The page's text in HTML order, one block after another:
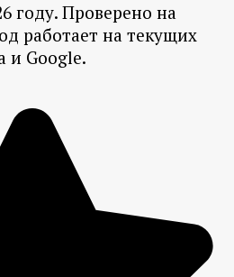
году. Проверено на
работает на текущих
и Google.